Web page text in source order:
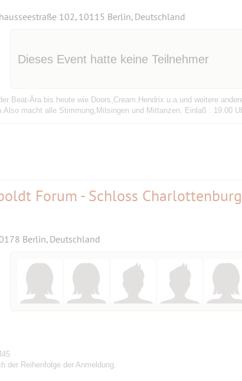
102, 10115 Berlin, Deutschland
Dieses Event hatte keine Teilnehmer
Beat-Ära bis heute wie Doors,Cream.Hendrix u.a.und weitere
macht alle Stimmung,Mitsingen und Mittanzen. Einlaß : 19:00
Forum - Schloss
Berlin, Deutschland
der Reihenfolge der Anmeldung.